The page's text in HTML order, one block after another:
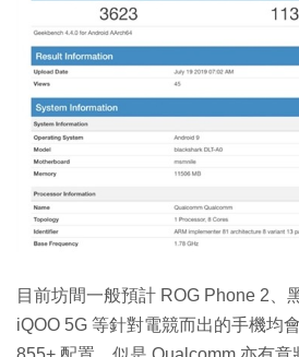
目前坊間一般預計 ROG Phone 2、
iQOO 5G 等針對電競而出的手機均